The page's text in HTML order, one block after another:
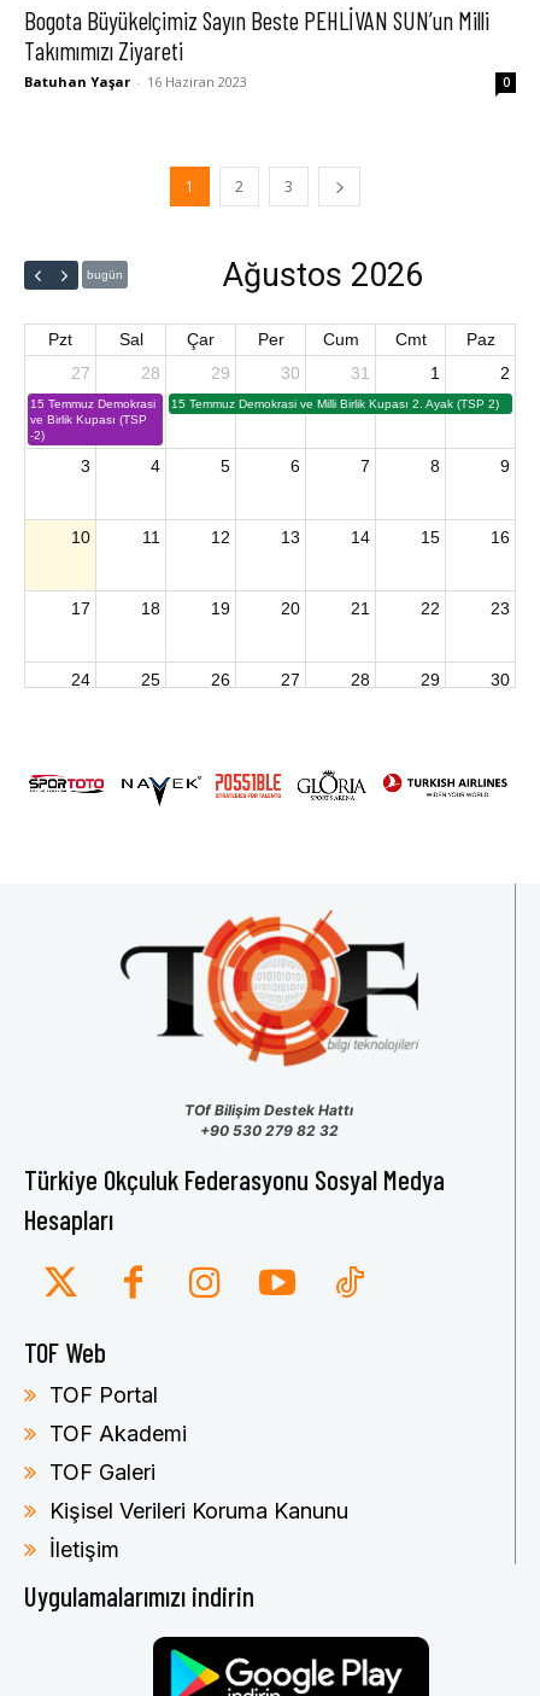
Bogota Büyükelçimiz Sayın Beste PEHLİVAN SUN’un Milli
Takımımızı Ziyareti
Batuhan Yaşar - 16 Haziran 2023 0
1 2 3
bugün Ağustos 2026
Pzt Sal Çar Per Cum Cmt
Paz
27
15 Temmuz Demokrasi
ve Birlik Kupası (TSP
-2)
28 29
15 Temmuz Demokrasi ve Milli Birlik Kupası 2. Ayak (TSP 2)
30 31 1 2
3 4 5 6 7 8 9
10 11 12 13 14 15 16
17 18 19 20 21 22 23
24 25 26 27 28 29 30
TOf Bilişim Destek Hattı
+90 530 279 82 32
Türkiye Okçuluk Federasyonu Sosyal Medya
Hesapları
TOF Web
TOF Portal
TOF Akademi
TOF Galeri
Kişisel Verileri Koruma Kanunu
İletişim
Uygulamalarımızı indirin